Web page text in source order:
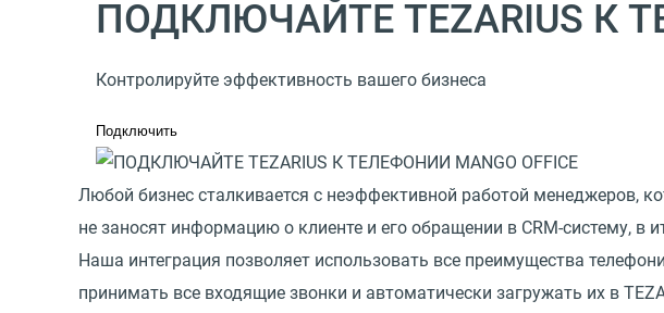
ПОДКЛЮЧАЙТЕ TEZARIUS К
Контролируйте эффективность вашего бизнеса
Подключить
Любой бизнес сталкивается с неэффективной работой менеджеров,
не заносят информацию о клиенте и его обращении в CRM-систему, в
Наша интеграция позволяет использовать все преимущества
принимать все входящие звонки и автоматически загружать их в